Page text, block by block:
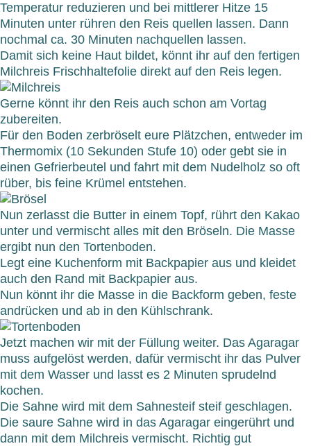
Temperatur reduzieren und bei mittlerer Hitze 15
Minuten unter rühren den Reis quellen lassen. Dann
nochmal ca. 30 Minuten nachquellen lassen.
Damit sich keine Haut bildet, könnt ihr auf den fertigen
Milchreis Frischhaltefolie direkt auf den Reis legen.
Gerne könnt ihr den Reis auch schon am Vortag
zubereiten.
Für den Boden zerbröselt eure Plätzchen, entweder im
Thermomix (10 Sekunden Stufe 10) oder gebt sie in
einen Gefrierbeutel und fahrt mit dem Nudelholz so oft
rüber, bis feine Krümel entstehen.
Nun zerlasst die Butter in einem Topf, rührt den Kakao
unter und vermischt alles mit den Bröseln. Die Masse
ergibt nun den Tortenboden.
Legt eine Kuchenform mit Backpapier aus und kleidet
auch den Rand mit Backpapier aus.
Nun könnt ihr die Masse in die Backform geben, feste
andrücken und ab in den Kühlschrank.
Jetzt machen wir mit der Füllung weiter. Das Agaragar
muss aufgelöst werden, dafür vermischt ihr das Pulver
mit dem Wasser und lasst es 2 Minuten sprudelnd
kochen.
Die Sahne wird mit dem Sahnesteif steif geschlagen.
Die saure Sahne wird in das Agaragar eingerührt und
dann mit dem Milchreis vermischt. Richtig gut